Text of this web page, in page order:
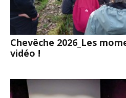
Chevêche 2026_Les
vidéo !